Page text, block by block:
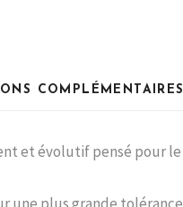
et évolutif pensé pour